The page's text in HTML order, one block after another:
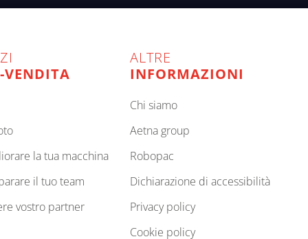
VENDITA
la tua macchina
il tuo team
vostro partner
ALTRE
INFORMAZIONI
chi siamo
aetna group
robopac
dichiarazione di accessibilità
privacy policy
cookie policy